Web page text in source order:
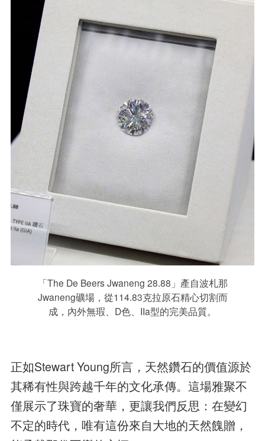
「The De Beers Jwaneng 28.88」產自波札那
Jwaneng礦場，從114.83克拉原石精心切割而
成，內外無瑕、D色、IIa型的完美品質。
正如Stewart Young所言，天然鑽石的價值源於
其稀有性與跨越千年的文化承傳。這場雅聚不
僅展示了珠寶的奢華，更讓我們反思：在變幻
不定的時代，唯有這份來自大地的天然餽贈，